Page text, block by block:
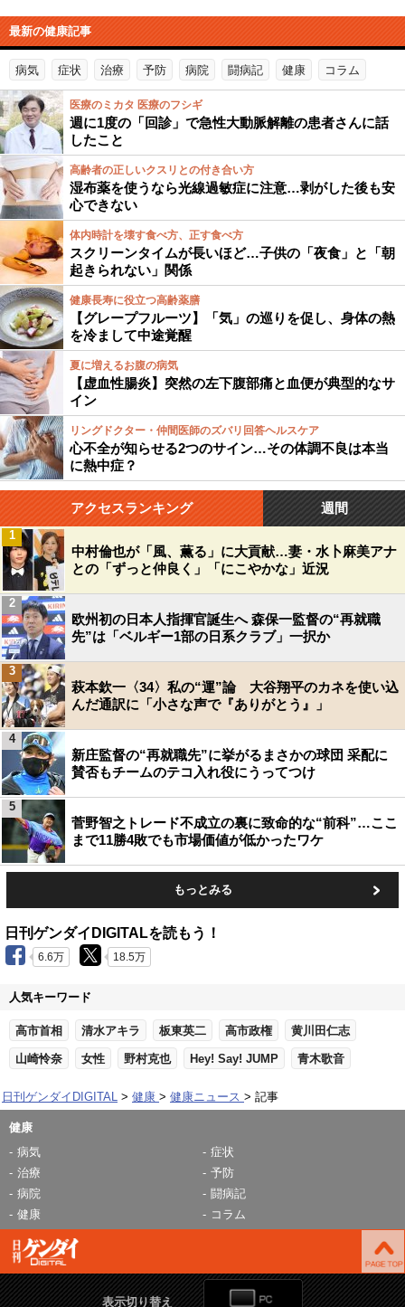
最新の健康記事
病気 症状 治療 予防 病院 闘病記 健康 コラム
医療のミカタ 医療のフシギ
週に1度の「回診」で急性大動脈解離の患者さんに話
したこと
高齢者の正しいクスリとの付き合い方
湿布薬を使うなら光線過敏症に注意…剥がした後も安
心できない
体内時計を壊す食べ方、正す食べ方
スクリーンタイムが長いほど…子供の「夜食」と「朝
起きられない」関係
健康長寿に役立つ高齢薬膳
【グレープフルーツ】「気」の巡りを促し、身体の熱
を冷まして中途覚醒
夏に増えるお腹の病気
【虚血性腸炎】突然の左下腹部痛と血便が典型的なサ
イン
リングドクター・仲間医師のズバリ回答ヘルスケア
心不全が知らせる2つのサイン…その体調不良は本当
に熱中症？
アクセスランキング 週間
中村倫也が「風、薫る」に大貢献…妻・水卜麻美アナ
との「ずっと仲良く」「にこやかな」近況
1
欧州初の日本人指揮官誕生へ 森保一監督の“再就職
先”は「ベルギー1部の日系クラブ」一択か
2
萩本欽一〈34〉私の“運”論 大谷翔平のカネを使い込
んだ通訳に「小さな声で『ありがとう』」
3
新庄監督の“再就職先”に挙がるまさかの球団 采配に
賛否もチームのテコ入れ役にうってつけ
4
菅野智之トレード不成立の裏に致命的な“前科”…ここ
まで11勝4敗でも市場価値が低かったワケ
5
もっとみる
日刊ゲンダイDIGITALを読もう！
6.6万 18.5万
人気キーワード
高市首相 清水アキラ 板東英二 高市政権 黄川田仁志
山崎怜奈 女性 野村克也 Hey! Say! JUMP 青木歌音
日刊ゲンダイDIGITAL 健康 健康ニュース 記事
健康
病気
症状
治療
予防
病院
闘病記
健康
コラム
表示切り替え